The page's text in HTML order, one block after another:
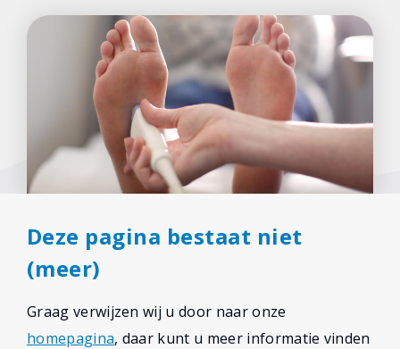
Deze pagina bestaat niet
(meer)
Graag verwijzen wij u door naar onze
homepagina, daar kunt u meer informatie vinden